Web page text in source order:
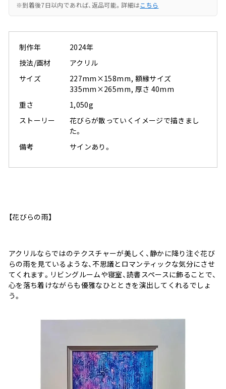
※到着後7日以内であれば、返品可能。詳細はこちら
制作年
2024年
技法/画材
アクリル
サイズ
227mm×158mm, 額縁サイズ
335mm×265mm, 厚さ 40mm
重さ
1,050g
ストーリー
花びらが散っていくイメージで描きまし
た。
備考
サインあり。
【花びらの雨】
アクリルならではのテクスチャーが美しく、静かに降り注ぐ花び
らの雨を見ているような、不思議とロマンティックな気分にさせ
てくれます。リビングルームや寝室、読書スペースに飾ることで、
心を落ち着けながらも優雅なひとときを演出してくれるでしょ
う。